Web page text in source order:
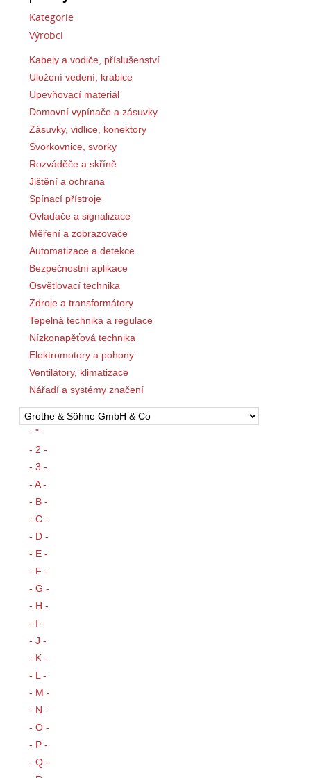
Kategorie
Výrobci
Kabely a vodiče, příslušenství
Uložení vedení, krabice
Upevňovací materiál
Domovní vypínače a zásuvky
Zásuvky, vidlice, konektory
Svorkovnice, svorky
Rozváděče a skříně
Jištění a ochrana
Spínací přístroje
Ovladače a signalizace
Měření a zobrazovače
Automatizace a detekce
Bezpečnostní aplikace
Osvětlovací technika
Zdroje a transformátory
Tepelná technika a regulace
Nízkonapěťová technika
Elektromotory a pohony
Ventilátory, klimatizace
Nářadí a systémy značení
- " -
- 2 -
- 3 -
- A -
- B -
- C -
- D -
- E -
- F -
- G -
- H -
- I -
- J -
- K -
- L -
- M -
- N -
- O -
- P -
- Q -